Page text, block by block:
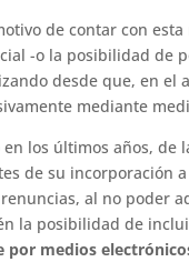
de contar con
-o la posibilidad de
desde que, en el
mediante
los últimos años, de
de su incorporación
al no poder
la posibilidad de
por medios